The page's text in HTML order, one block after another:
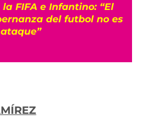
FIFA e Infantino: “El
del futbol no es